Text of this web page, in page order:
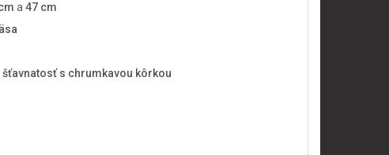
a 47 cm
šťavnatosť s chrumkavou kôrkou